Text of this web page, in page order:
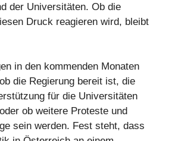
der Universitäten. Ob die
Druck reagieren wird, bleibt
in den kommenden Monaten
die Regierung bereit ist, die
für die Universitäten
ob weitere Proteste und
sein werden. Fest steht, dass